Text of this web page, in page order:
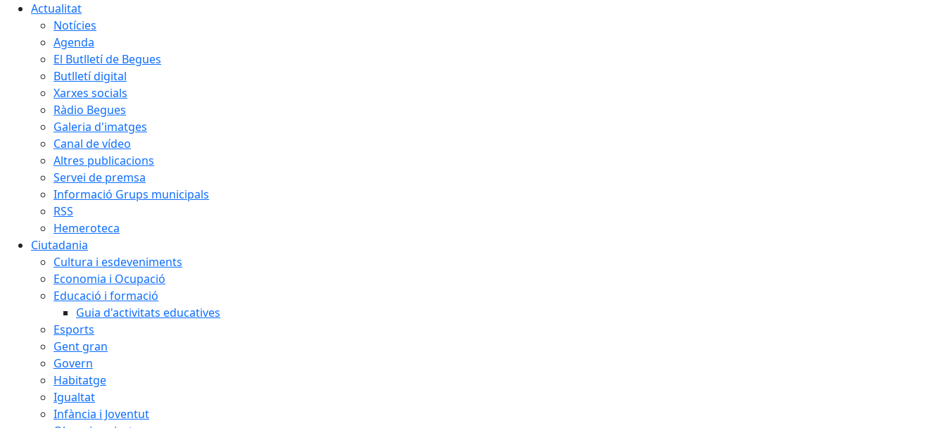
Actualitat
Notícies
Agenda
El Butlletí de Begues
Butlletí digital
Xarxes socials
Ràdio Begues
Galeria d'imatges
Canal de vídeo
Altres publicacions
Servei de premsa
Informació Grups municipals
RSS
Hemeroteca
Ciutadania
Cultura i esdeveniments
Economia i Ocupació
Educació i formació
Guia d'activitats educatives
Esports
Gent gran
Govern
Habitatge
Igualtat
Infància i Joventut